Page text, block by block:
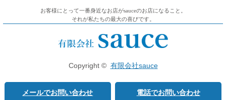
お客様にとって一番身近なお店がsauceのお店になること。
それが私たちの最大の喜びです。
メールでお問い合わせ 電話でお問い合わせ
Copyright © 有限会社sauce